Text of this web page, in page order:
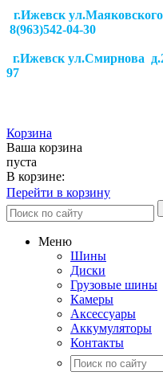
г.Ижевск
8(963)542-04-30
г.Ижевск ул.Смирнова
97
Корзина
Ваша корзина
пуста
В корзине:
Перейти в корзину
Меню
Шины
Диски
Грузовые шины
Камеры
Аксессуары
Аккумуляторы
Контакты